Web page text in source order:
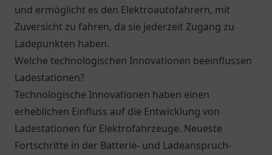
und ermöglicht es den Elektroautofahrern, mit
Zuversicht zu fahren, da sie jederzeit Zugang zu
Ladepunkten haben.
Welche technologischen Innovationen beeinflussen
Ladestationen?
Technologische Innovationen haben einen
erheblichen Einfluss auf die Entwicklung von
Ladestationen für Elektrofahrzeuge. Neueste
Fortschritte in der Batterie- und Ladeanspruch-